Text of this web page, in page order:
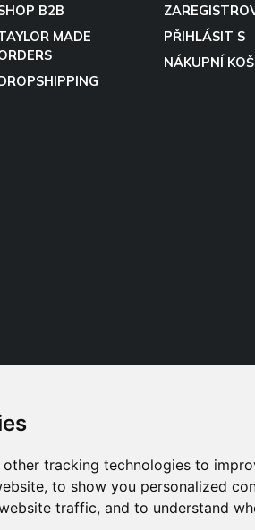
other tracking technologies to
to show you personalized
traffic, and to understand
B2B
MADE
PŘIHLÁSIT S
NÁKUPNÍ